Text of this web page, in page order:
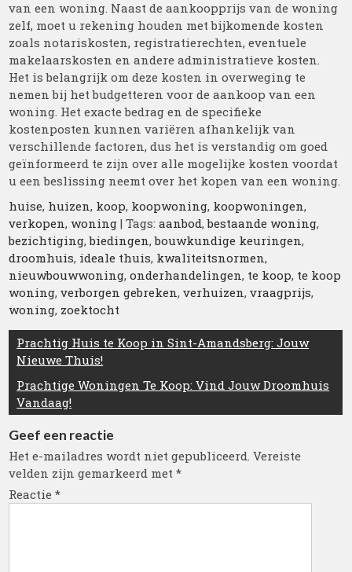
van een woning. Naast de aankoopprijs van de woning
zelf, moet u rekening houden met bijkomende kosten
zoals notariskosten, registratierechten, eventuele
makelaarskosten en andere administratieve kosten.
Het is belangrijk om deze kosten in overweging te
nemen bij het budgetteren voor de aankoop van een
woning. Het exacte bedrag en de specifieke
kostenposten kunnen variëren afhankelijk van
verschillende factoren, dus het is verstandig om goed
geïnformeerd te zijn over alle mogelijke kosten voordat
u een beslissing neemt over het kopen van een woning.
huise, huizen, koop, koopwoning, koopwoningen,
verkopen,woning | Tags:aanbod,bestaande woning,
bezichtiging,biedingen,bouwkundige keuringen,
droomhuis, ideale thuis, kwaliteitsnormen,
nieuwbouwwoning,onderhandelingen, te koop, te koop
woning,verborgen gebreken,verhuizen,vraagprijs,
woning, zoektocht
Berichtnavigatie
Prachtig Huis te Koop in Sint-Amandsberg: Jouw
Nieuwe Thuis!
Prachtige Woningen Te Koop: Vind Jouw Droomhuis
Vandaag!
Geef een reactie
Het e-mailadres wordt niet gepubliceerd. Vereiste
velden zijn gemarkeerd met*
Reactie*